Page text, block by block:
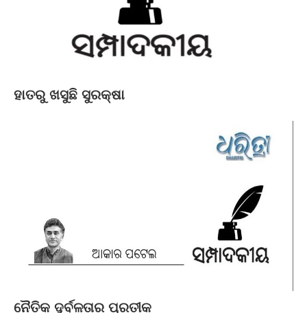
ହାତରୁ ଖସୁଛି ସୁରକ୍ଷା
ନୈତିକ ଦୁର୍ବଳତାର ପ୍ରତୀକ